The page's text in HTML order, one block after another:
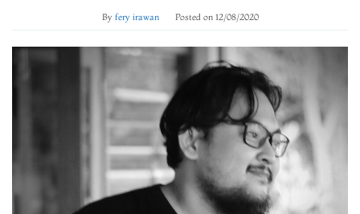
By fery irawan Posted on 12/08/2020